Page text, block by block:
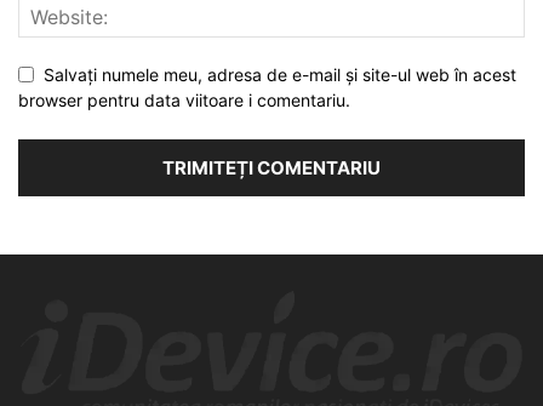
Salvați numele meu, adresa de e-mail și site-ul web în acest
browser pentru data viitoare i comentariu.